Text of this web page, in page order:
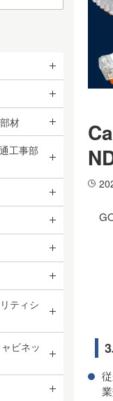
材
工事部
ティシ
ビネッ